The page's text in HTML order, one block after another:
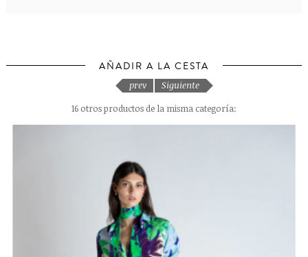
AÑADIR A LA CESTA
16 otros productos de la misma categoría:
prev Siguiente